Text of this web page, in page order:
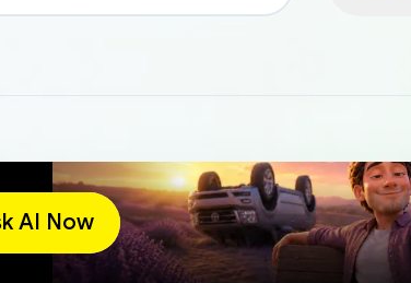
AI Now